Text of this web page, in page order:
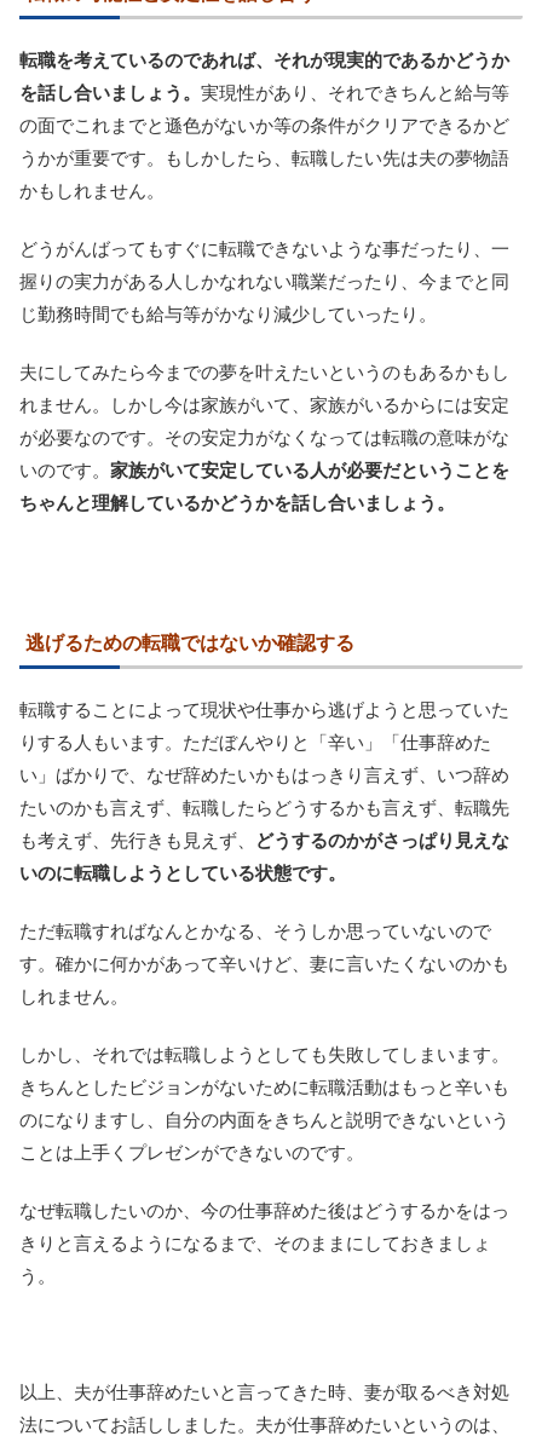
転職を考えているのであれば、それが現実的であるかどうか
を話し合いましょう。 実現性があり、それできちんと給与等
の面でこれまでと遜色がないか等の条件がクリアできるかど
うかが重要です。もしかしたら、転職したい先は夫の夢物語
かもしれません。
どうがんばってもすぐに転職できないような事だったり、一
握りの実力がある人しかなれない職業だったり、今までと同
じ勤務時間でも給与等がかなり減少していったり。
夫にしてみたら今までの夢を叶えたいというのもあるかもし
れません。しかし今は家族がいて、家族がいるからには安定
が必要なのです。その安定力がなくなっては転職の意味がな
いのです。 家族がいて安定している人が必要だということを
ちゃんと理解しているかどうかを話し合いましょう。
逃げるための転職ではないか確認する
転職することによって現状や仕事から逃げようと思っていた
りする人もいます。ただぼんやりと「辛い」「仕事辞めた
い」ばかりで、なぜ辞めたいかもはっきり言えず、いつ辞め
たいのかも言えず、転職したらどうするかも言えず、転職先
も考えず、先行きも見えず、
どうするのかがさっぱり見えな
いのに転職しようとしている状態です。
ただ転職すればなんとかなる、そうしか思っていないので
す。確かに何かがあって辛いけど、妻に言いたくないのかも
しれません。
しかし、それでは転職しようとしても失敗してしまいます。
きちんとしたビジョンがないために転職活動はもっと辛いも
のになりますし、自分の内面をきちんと説明できないという
ことは上手くプレゼンができないのです。
なぜ転職したいのか、今の仕事辞めた後はどうするかをはっ
きりと言えるようになるまで、そのままにしておきましょ
う。
以上、夫が仕事辞めたいと言ってきた時、妻が取るべき対処
法についてお話ししました。夫が仕事辞めたいというのは、